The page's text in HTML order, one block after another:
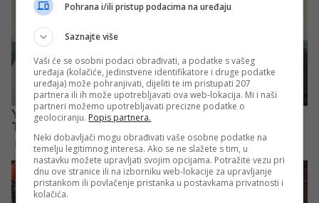
Pohrana i/ili pristup podacima na uređaju
Saznajte više
Vaši će se osobni podaci obrađivati, a podatke s vašeg
uređaja (kolačiće, jedinstvene identifikatore i druge podatke
uređaja) može pohranjivati, dijeliti te im pristupati 207
partnera ili ih može upotrebljavati ova web-lokacija. Mi i naši
partneri možemo upotrebljavati precizne podatke o
geolociranju. Popis partnera.
Neki dobavljači mogu obrađivati vaše osobne podatke na
temelju legitimnog interesa. Ako se ne slažete s tim, u
nastavku možete upravljati svojim opcijama. Potražite vezu pri
dnu ove stranice ili na izborniku web-lokacije za upravljanje
pristankom ili povlačenje pristanka u postavkama privatnosti i
kolačića.